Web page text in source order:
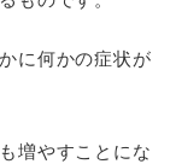
に何かの症状が
増やすことにな